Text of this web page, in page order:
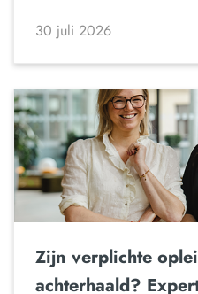
30 juli 2026
Zijn verplichte
achterhaald?